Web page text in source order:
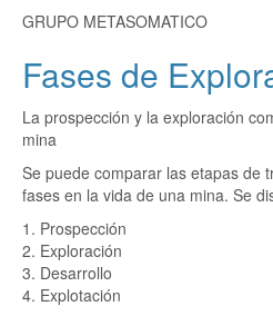
GRUPO METASOMATICO
Fases de
La prospección y la exploración
mina
Se puede comparar las etapas de
fases en la vida de una mina. Se
1. Prospección
2. Exploración
3. Desarrollo
4. Explotación